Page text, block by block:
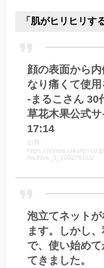
「肌がヒリヒリす
顔の表面から
なり痛くて使用
-まるこさん 30
草花木果公式
17:14
出典：
https://
hw39vk_1_105279163/
泡立てネット
ます。しかし
で、使い始め
てきました。